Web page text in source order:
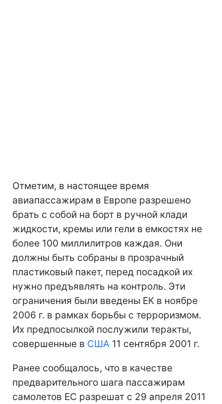
Отметим, в настоящее время
авиапассажирам в Европе разрешено
брать с собой на борт в ручной клади
жидкости, кремы или гели в емкостях не
более 100 миллилитров каждая. Они
должны быть собраны в прозрачный
пластиковый пакет, перед посадкой их
нужно предъявлять на контроль. Эти
ограничения были введены ЕК в ноябре
2006 г. в рамках борьбы с терроризмом.
Их предпосылкой послужили теракты,
совершенные в США 11 сентября 2001 г.
Ранее сообщалось, что в качестве
предварительного шага пассажирам
самолетов ЕС разрешат с 29 апреля 2011